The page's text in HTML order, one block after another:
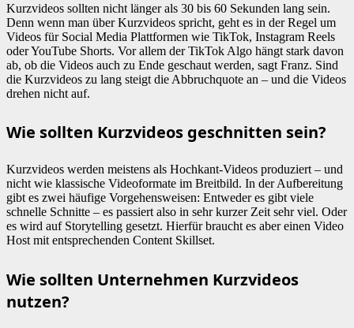
Kurzvideos sollten nicht länger als 30 bis 60 Sekunden lang sein.
Denn wenn man über Kurzvideos spricht, geht es in der Regel um
Videos für Social Media Plattformen wie TikTok, Instagram Reels
oder YouTube Shorts. Vor allem der TikTok Algo hängt stark davon
ab, ob die Videos auch zu Ende geschaut werden, sagt Franz. Sind
die Kurzvideos zu lang steigt die Abbruchquote an – und die Videos
drehen nicht auf.
Wie sollten Kurzvideos geschnitten sein?
Kurzvideos werden meistens als Hochkant-Videos produziert – und
nicht wie klassische Videoformate im Breitbild. In der Aufbereitung
gibt es zwei häufige Vorgehensweisen: Entweder es gibt viele
schnelle Schnitte – es passiert also in sehr kurzer Zeit sehr viel. Oder
es wird auf Storytelling gesetzt. Hierfür braucht es aber einen Video
Host mit entsprechenden Content Skillset.
Wie sollten Unternehmen Kurzvideos
nutzen?